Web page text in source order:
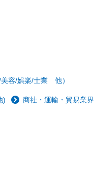
容/娯楽/士業 他）
) 商社・運輸・貿易業界